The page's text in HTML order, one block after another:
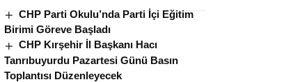
CHP Parti Okulu’nda Parti İçi Eğitim
Birimi Göreve Başladı
CHP Kırşehir İl Başkanı Hacı
Tanrıbuyurdu Pazartesi Günü Basın
Toplantısı Düzenleyecek